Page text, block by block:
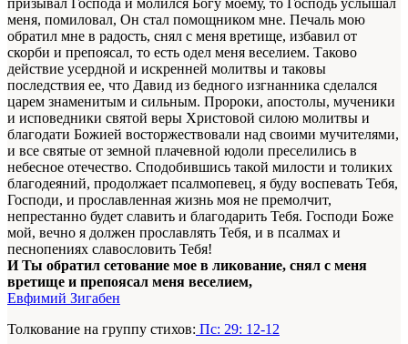
призывал Господа и молился Богу моему, то Господь услышал
меня, помиловал, Он стал помощником мне. Печаль мою
обратил мне в радость, снял с меня вретище, избавил от
скорби и препоясал, то есть одел меня веселием. Таково
действие усердной и искренней молитвы и таковы
последствия ее, что Давид из бедного изгнанника сделался
царем знаменитым и сильным. Пророки, апостолы, мученики
и исповедники святой веры Христовой силою молитвы и
благодати Божией восторжествовали над своими мучителями,
и все святые от земной плачевной юдоли преселились в
небесное отечество. Сподобившись такой милости и толиких
благодеяний, продолжает псалмопевец, я буду воспевать Тебя,
Господи, и прославленная жизнь моя не премолчит,
непрестанно будет славить и благодарить Тебя. Господи Боже
мой, вечно я должен прославлять Тебя, и в псалмах и
песнопениях славословить Тебя!
И Ты обратил сетование мое в ликование, снял с меня
вретище и препоясал меня веселием,
Евфимий Зигабен
Толкование на группу стихов: Пс: 29: 12-12